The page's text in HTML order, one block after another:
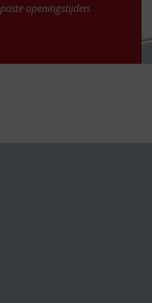
openingstijden.